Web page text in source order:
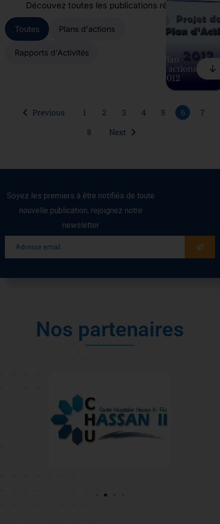
Découvez toutes les publications récentes
Toutes Plans d'actions
Rapports d'Activités
Plan
d'actions
2012
Previous 1 2 3 4 5 6
7
8
Next
Soyez les premiers à être notifiés de toute
nouvelle publication, rejoignez notre
newsletter
Nos partenaires